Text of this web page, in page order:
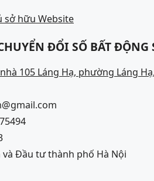
sở hữu Website
ĐỔI SỐ BẤT ĐỘNG
105 Láng Hạ, phường Láng
và Đầu tư thành phố Hà Nội